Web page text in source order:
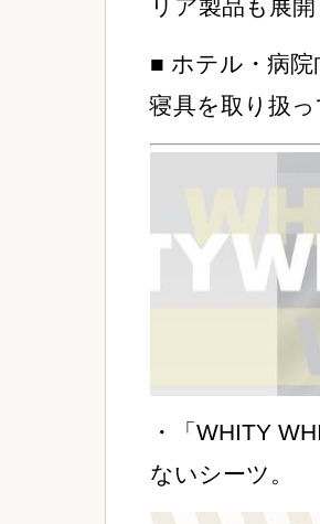
リア製品も展
■ ホテル・病
寝具を取り扱
・「WHITY
ないシーツ。